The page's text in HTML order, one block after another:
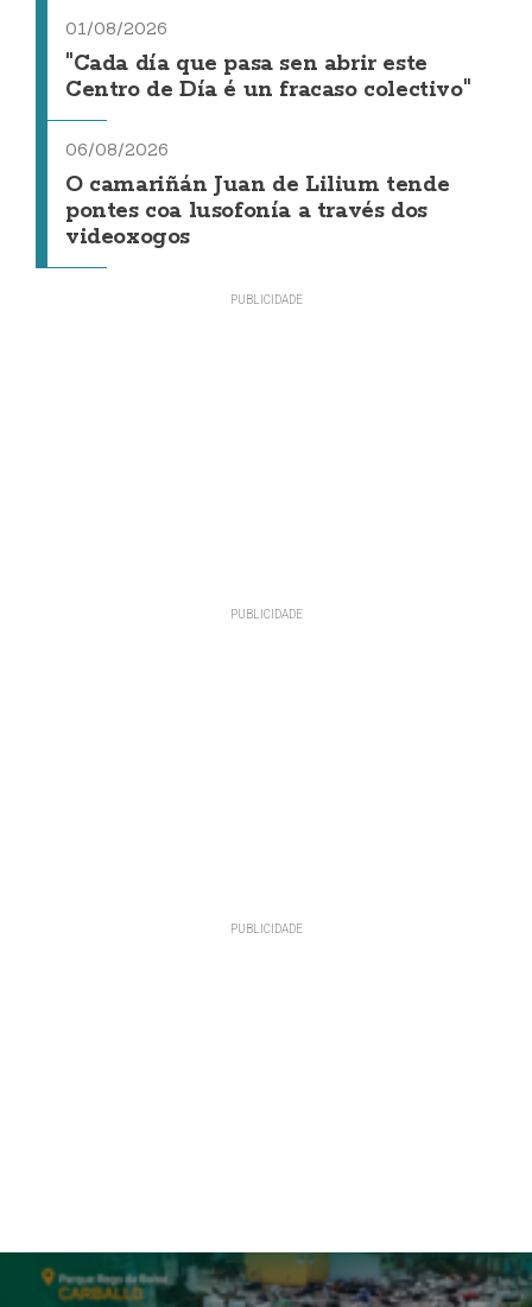
01/08/2026
"Cada día que pasa sen abrir este
Centro de Día é un fracaso colectivo"
06/08/2026
O camariñán Juan de Lilium tende
pontes coa lusofonía a través dos
videoxogos